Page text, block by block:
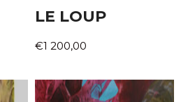
LE LOUP
€1 200,00